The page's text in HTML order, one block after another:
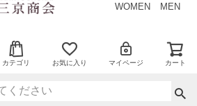
WOMEN MEN
カテゴリ お気に入り マイページ カート